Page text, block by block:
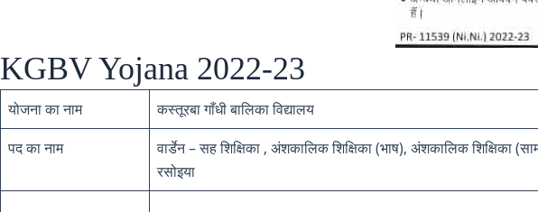
KGBV Yojana 2022-23
योजना का नाम
कस्तूरबा गाँधी बालिका विद्यालय
पद का नाम
वार्डेन – सह शिक्षिका , अंशकालिक शिक्षिका (भाष), अंशकालिक शिक्षिका
रसोइया